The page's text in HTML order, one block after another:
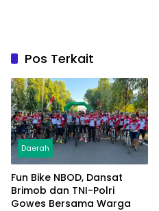
Pos Terkait
Daerah
Fun Bike NBOD, Dansat
Brimob dan TNI-Polri
Gowes Bersama Warga